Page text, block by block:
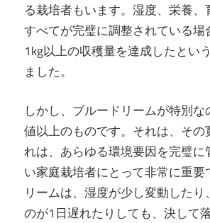
る栽培者もいます。湿度、栄養、
すべてが完璧に調整されている場
1kg以上の収穫量を達成したとい
ました。
しかし、ブルードリームが特別
値以上のものです。それは、その
れは、あらゆる環境要因を完璧に
い家庭栽培者にとって非常に重要
リームは、湿度が少し変動した
のが1日遅れたりしても、決して